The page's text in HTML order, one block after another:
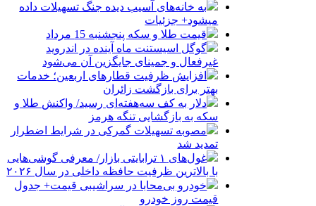
به خانه‌های آسیب دیده جنگ تسهیلات داده
میشود+ جزئیات
قیمت طلا و سکه پنجشنبه 15 مرداد
گوگل اسیستنت ماه آینده در اندروید
غیرفعال و جمینای جایگزین آن می‌شود
افزایش ظرفیت قطارهای اربعین؛ خدمات
بهتر برای بازگشت زائران
دلار به کف سه‌هفته‌ای رسید/ واکنش طلا و
سکه به بازگشایی تنگه هرمز
مصوبه تسهیلات گمرکی در شرایط اضطرار
تمدید شد
غول‌های ۱ ترابایتی بازار/ معرفی گوشی‌هایی
با بالاترین ظرفیت حافظه داخلی در سال ۲۰۲۶
خودرو بی‌محابا در سراشیبی قیمت+ جدول
قیمت روز خودرو